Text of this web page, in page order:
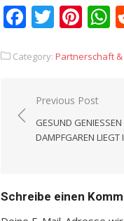
Facebook
Category: Partnerschaft &
Beitrags-
Navigation
Previous Post
GESUND GENIESSEN
AMPFGAREN LIEGT
Schreibe einen